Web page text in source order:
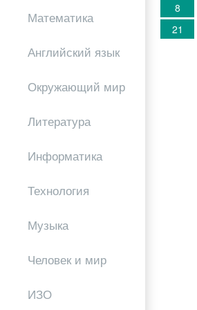
Математика
Английский язык
Окружающий мир
Литература
Информатика
Технология
Музыка
Человек и мир
ИЗО
8
21